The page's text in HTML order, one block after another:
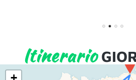
Itinerario